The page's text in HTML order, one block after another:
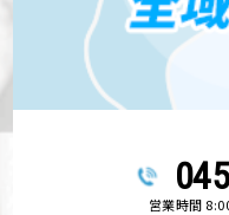
営業時間